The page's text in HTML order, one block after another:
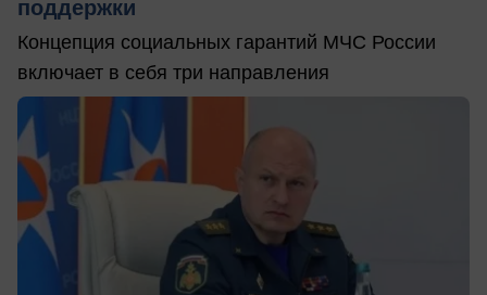
поддержки
Концепция социальных гарантий МЧС России
включает в себя три направления